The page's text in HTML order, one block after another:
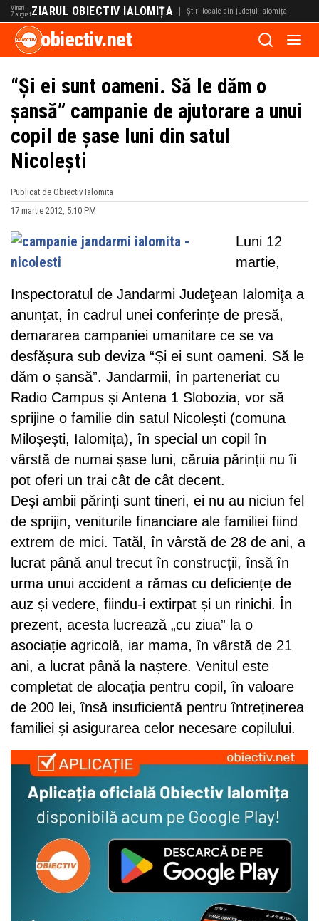
Vineri
7 augustZIARUL OBIECTIV IALOMIȚA | Știri locale din județul Ialomița
obiectiv.net
“Și ei sunt oameni. Să le dăm o
șansă” campanie de ajutorare a unui
copil de șase luni din satul
Nicolești
Publicat de Obiectiv Ialomita
17 martie 2012, 5:10 PM
Luni 12
martie,
Inspectoratul de Jandarmi Judeţean Ialomiţa a
anunțat, în cadrul unei conferințe de presă,
demararea campaniei umanitare ce se va
desfășura sub deviza “Și ei sunt oameni. Să le
dăm o șansă”. Jandarmii, în parteneriat cu
Radio Campus și Antena 1 Slobozia, vor să
sprijine o familie din satul Nicolești (comuna
Miloșești, Ialomița), în special un copil în
vârstă de numai șase luni, căruia părinții nu îi
pot oferi un trai cât de cât decent.
Deși ambii părinți sunt tineri, ei nu au niciun fel
de sprijin, veniturile financiare ale familiei fiind
extrem de mici. Tatăl, în vârstă de 28 de ani, a
lucrat până anul trecut în construcții, însă în
urma unui accident a rămas cu deficiențe de
auz și vedere, fiindu-i extirpat și un rinichi. În
prezent, acesta lucrează „cu ziua” la o
asociație agricolă, iar mama, în vârstă de 21
ani, a lucrat până la naștere. Venitul este
completat de alocația pentru copil, în valoare
de 200 lei, însă insuficientă pentru întreținerea
familiei și asigurarea celor necesare copilului.